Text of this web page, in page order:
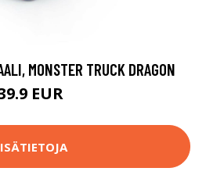
MONSTER TRUCK DRAGON
EUR